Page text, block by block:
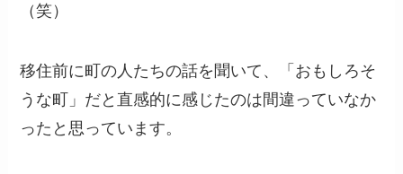
（笑）
移住前に町の人たちの話を聞いて、「おもしろそ
うな町」だと直感的に感じたのは間違っていなか
ったと思っています。